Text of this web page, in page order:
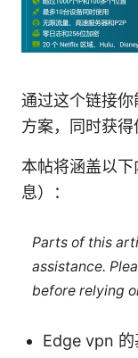
通过这个链接
方案，同时获得
本帖将涵盖以
息）：
Parts of this
assistance.
before relying
Edge vpn 的